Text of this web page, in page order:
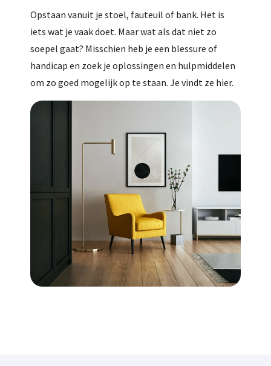
Opstaan vanuit je stoel, fauteuil of bank. Het is
iets wat je vaak doet. Maar wat als dat niet zo
soepel gaat? Misschien heb je een blessure of
handicap en zoek je oplossingen en hulpmiddelen
om zo goed mogelijk op te staan. Je vindt ze hier.